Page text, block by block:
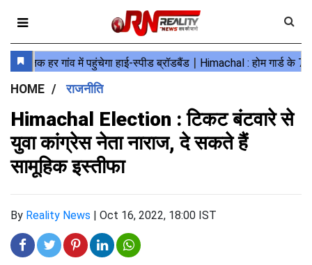
HOME राजनीति
Himachal Election : टिकट बंटवारे से
युवा कांग्रेस नेता नाराज, दे सकते हैं
सामूहिक इस्तीफा
By Reality News | Oct 16, 2022, 18:00 IST